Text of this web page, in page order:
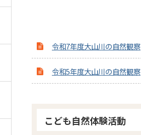
令和7年度大山川の自然観察
令和5年度大山川の自然観察
こども自然体験活動